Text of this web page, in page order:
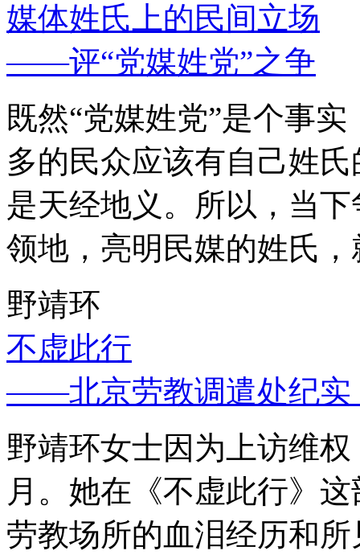
媒体姓氏上的民间立场
——评“党媒姓党”之争
既然“党媒姓党”是个事
多的民众应该有自己姓
是天经地义。所以，当
领地，亮明民媒的姓氏
野靖环
不虚此行
——北京劳教调遣处纪实
野靖环女士因为上访维
月。她在《不虚此行》
劳教场所的血泪经历和